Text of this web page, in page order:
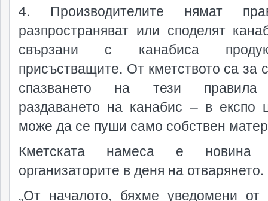
4. Производителите нямат
разпространяват или споделят
свързани с канабиса
присъстващите. От кметството са за
спазването на тези правила
раздаването на канабис – в експо
може да се пуши само собствен
Кметската намеса е
организаторите в деня на отварянето.
„От началото, бяхме уведомени от